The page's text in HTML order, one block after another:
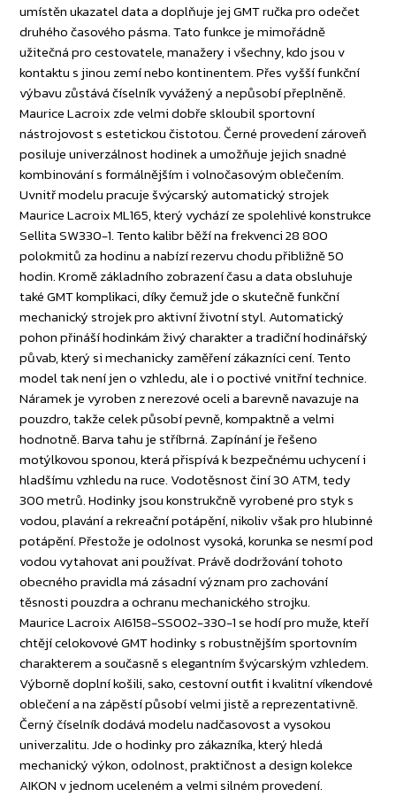
umístěn ukazatel data a doplňuje jej GMT ručka pro odečet
druhého časového pásma. Tato funkce je mimořádně
užitečná pro cestovatele, manažery i všechny, kdo jsou v
kontaktu s jinou zemí nebo kontinentem. Přes vyšší funkční
výbavu zůstává číselník vyvážený a nepůsobí přeplněně.
Maurice Lacroix zde velmi dobře skloubil sportovní
nástrojovost s estetickou čistotou. Černé provedení zároveň
posiluje univerzálnost hodinek a umožňuje jejich snadné
kombinování s formálnějším i volnočasovým oblečením.
Uvnitř modelu pracuje švýcarský automatický strojek
Maurice Lacroix ML165, který vychází ze spolehlivé konstrukce
Sellita SW330-1. Tento kalibr běží na frekvenci 28 800
polokmitů za hodinu a nabízí rezervu chodu přibližně 50
hodin. Kromě základního zobrazení času a data obsluhuje
také GMT komplikaci, díky čemuž jde o skutečně funkční
mechanický strojek pro aktivní životní styl. Automatický
pohon přináší hodinkám živý charakter a tradiční hodinářský
půvab, který si mechanicky zaměření zákazníci cení. Tento
model tak není jen o vzhledu, ale i o poctivé vnitřní technice.
Náramek je vyroben z nerezové oceli a barevně navazuje na
pouzdro, takže celek působí pevně, kompaktně a velmi
hodnotně. Barva tahu je stříbrná. Zapínání je řešeno
motýlkovou sponou, která přispívá k bezpečnému uchycení i
hladšímu vzhledu na ruce. Vodotěsnost činí 30 ATM, tedy
300 metrů. Hodinky jsou konstrukčně vyrobené pro styk s
vodou, plavání a rekreační potápění, nikoliv však pro hlubinné
potápění. Přestože je odolnost vysoká, korunka se nesmí pod
vodou vytahovat ani používat. Právě dodržování tohoto
obecného pravidla má zásadní význam pro zachování
těsnosti pouzdra a ochranu mechanického strojku.
Maurice Lacroix AI6158-SS002-330-1 se hodí pro muže, kteří
chtějí celokovové GMT hodinky s robustnějším sportovním
charakterem a současně s elegantním švýcarským vzhledem.
Výborně doplní košili, sako, cestovní outfit i kvalitní víkendové
oblečení a na zápěstí působí velmi jistě a reprezentativně.
Černý číselník dodává modelu nadčasovost a vysokou
univerzalitu. Jde o hodinky pro zákazníka, který hledá
mechanický výkon, odolnost, praktičnost a design kolekce
AIKON v jednom uceleném a velmi silném provedení.